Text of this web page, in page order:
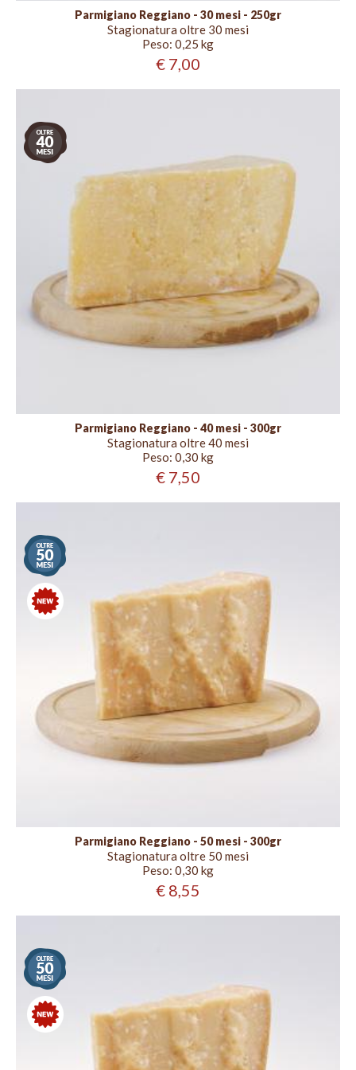
Parmigiano Reggiano - 30 mesi - 250gr
Stagionatura oltre 30 mesi
Peso: 0,25 kg
€ 7,00
Stagionatura
oltre
40
Parmigiano Reggiano - 40 mesi - 300gr
Stagionatura oltre 40 mesi
Peso: 0,30 kg
€ 7,50
Stagionatura
oltre
50
mesi
Nuovo
Parmigiano Reggiano - 50 mesi - 300gr
Stagionatura oltre 50 mesi
Peso: 0,30 kg
€ 8,55
Stagionatura
oltre
50
mesi
Nuovo